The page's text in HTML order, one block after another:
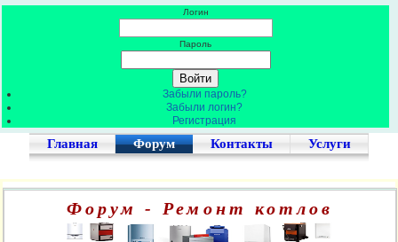
Логин
Пароль
Забыли пароль?
Забыли логин?
Регистрация
Главная Форум Контакты Услуги
Форум - Ремонт котлов